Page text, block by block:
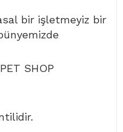
bir işletmeyiz bir
SHOP